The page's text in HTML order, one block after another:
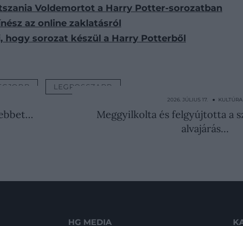
Voldemortot a Harry Potter-sorozatban
az online zaklatásról
hogy sorozat készül a Harry Potterből
LEGROSSZABB
2026. JÚLIUS 17. ● KULTÚRA
Meggyilkolta és felgyújtotta a
alvajárás…
HG MEDIA